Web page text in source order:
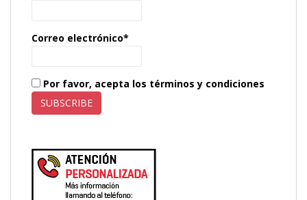
Correo electrónico*
Por favor, acepta los términos y condiciones